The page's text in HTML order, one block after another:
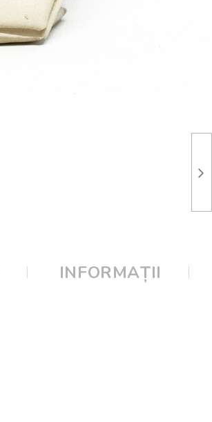
INFORMAȚII